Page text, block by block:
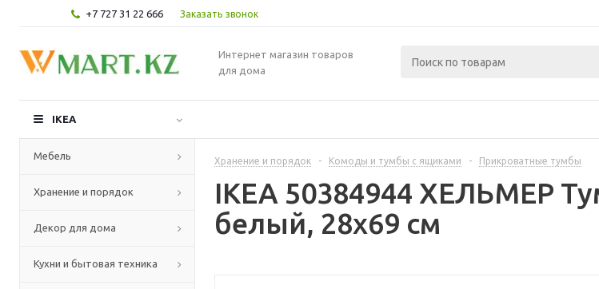
+7 727 31 22 666 Заказать звонок
Интернет магазин товаров
для дома
IKEA
Мебель
Хранение и порядок
Декор для дома
Кухни и бытовая техника
Хранение и порядок - Комоды и тумбы с ящиками - Прикроватные тумбы
IKEA 50384944 ХЕЛЬМЕР
белый, 28x69 см